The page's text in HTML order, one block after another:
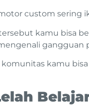
custom sering
kamu bisa
gangguan
kamu